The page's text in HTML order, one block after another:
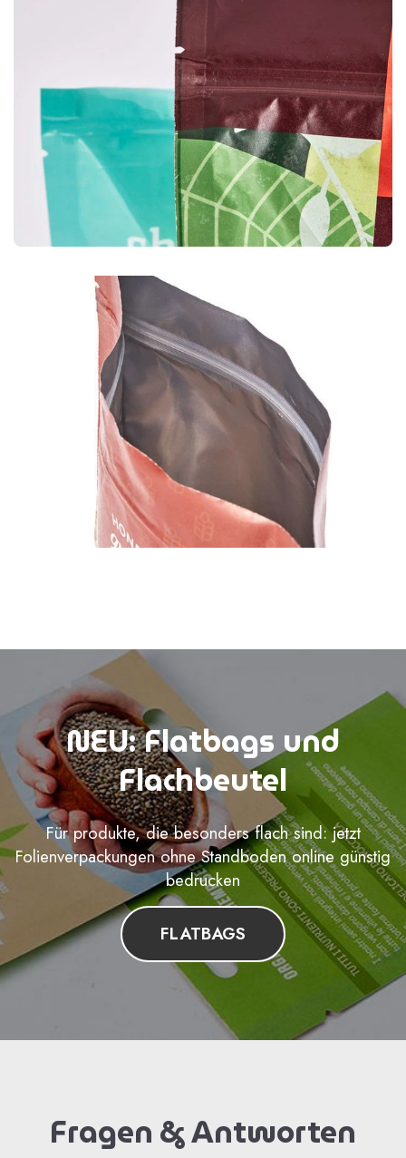
NEU: Flatbags und
Flachbeutel
Für produkte, die besonders flach sind: jetzt
Folienverpackungen ohne Standboden online günstig
bedrucken
FLATBAGS
Fragen & Antworten